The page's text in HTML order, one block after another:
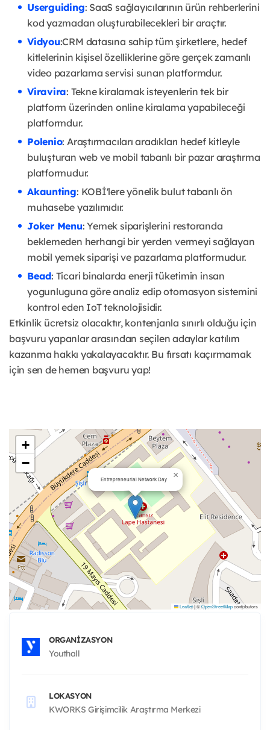
Userguiding: SaaS sağlayıcılarının ürün rehberlerini
kod yazmadan oluşturabilecekleri bir araçtır.
Vidyou:CRM datasına sahip tüm şirketlere, hedef
kitlelerinin kişisel özelliklerine göre gerçek zamanlı
video pazarlama servisi sunan platformdur.
Viravira: Tekne kiralamak isteyenlerin tek bir
platform üzerinden online kiralama yapabileceği
platformdur.
Polenio: Araştırmacıları aradıkları hedef kitleyle
buluşturan web ve mobil tabanlı bir pazar araştırma
platformudur.
Akaunting: KOBİ'lere yönelik bulut tabanlı ön
muhasebe yazılımıdır.
Joker Menu: Yemek siparişlerini restoranda
beklemeden herhangi bir yerden vermeyi sağlayan
mobil yemek siparişi ve pazarlama platformudur.
Bead: Ticari binalarda enerji tüketimin insan
yogunluguna göre analiz edip otomasyon sistemini
kontrol eden IoT teknolojisidir.
Etkinlik ücretsiz olacaktır, kontenjanla sınırlı olduğu için
başvuru yapanlar arasından seçilen adaylar katılım
kazanma hakkı yakalayacaktır. Bu fırsatı kaçırmamak
için sen de hemen başvuru yap!
Entrepreneurial Network Day ×
+
−
Leaflet|©OpenStreetMapcontributors
ORGANIZASYON
Youthall
LOKASYON
KWORKS Girişimcilik Araştırma Merkezi